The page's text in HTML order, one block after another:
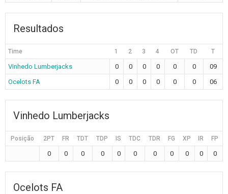
Resultados
Time 1 2 3 4 OT TD T
Vinhedo Lumberjacks 0 0 0 0 0 0
09
Ocelots FA
0 0 0 0 0 0 06
Vinhedo Lumberjacks
Posição 2PT FR TDT TDP IS TDC TDR FG XP IR FP
0 0 0 0 0 0 0 0 0 0 0
Ocelots FA